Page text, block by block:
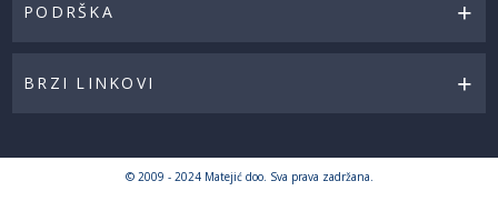
PODRŠKA
BRZI LINKOVI
© 2009 - 2024 Matejić doo. Sva prava zadržana.